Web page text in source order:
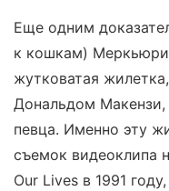
Еще одним
к кошкам) Меркьюри
жутковатая
Дональдом
певца. Именно эту
съемок видеоклипа
Our Lives в 1991